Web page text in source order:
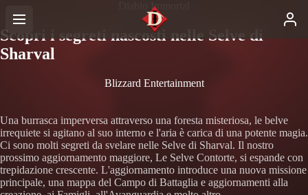
Diablo Immortal
Scopri i segreti nascosti nelle Selve di
Sharval
Blizzard Entertainment
Una burrasca imperversa attraverso una foresta misteriosa, le belve
irrequiete si agitano al suo interno e l'aria è carica di una potente magia.
Ci sono molti segreti da svelare nelle Selve di Sharval. Il nostro
prossimo aggiornamento maggiore, Le Selve Contorte, si espande con
trepidazione crescente. L'aggiornamento introduce una nuova missione
principale, una mappa del Campo di Battaglia e aggiornamenti alla